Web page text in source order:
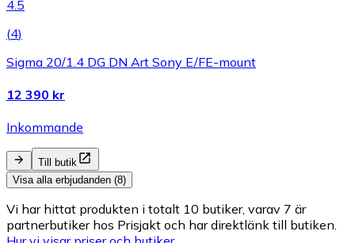
4.5
(4)
Sigma 20/1.4 DG DN Art Sony E/FE-mount
12 390 kr
Inkommande
Till butik
Visa alla erbjudanden (8)
Vi har hittat produkten i totalt 10 butiker, varav 7 är
partnerbutiker hos Prisjakt och har direktlänk till butiken.